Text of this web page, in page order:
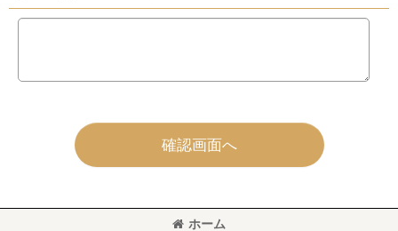
確認画面へ
ホーム